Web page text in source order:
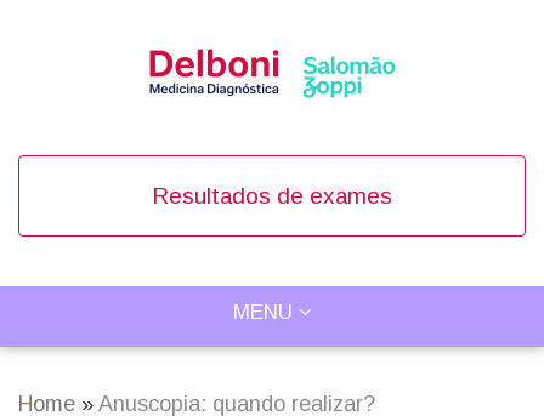
Resultados de exames
TOGGLE
MENU
Home Anuscopia: quando realizar?